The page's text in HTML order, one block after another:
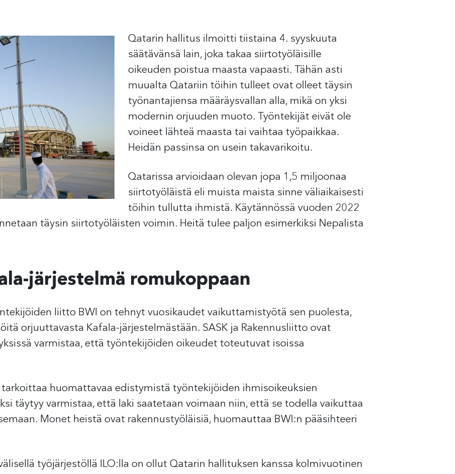
Qatarin hallitus ilmoitti tiistaina 4. syyskuuta
säätävänsä lain, joka takaa siirtotyöläisille
oikeuden poistua maasta vapaasti. Tähän asti
muualta Qatariin töihin tulleet ovat olleet täysin
työnantajiensa määräysvallan alla, mikä on yksi
modernin orjuuden muoto. Työntekijät eivät ole
voineet lähteä maasta tai vaihtaa työpaikkaa.
Heidän passinsa on usein takavarikoitu.
Qatarissa arvioidaan olevan jopa 1,5 miljoonaa
siirtotyöläistä eli muista maista sinne väliaikaisesti
töihin tullutta ihmistä. Käytännössä vuoden 2022
täysin siirtotyöläisten voimin. Heitä tulee paljon esimerkiksi Nepalista
järjestelmä romukoppaan
liitto BWI on tehnyt vuosikaudet vaikuttamistyötä sen puolesta,
orjuuttavasta Kafala-järjestelmästään. SASK ja Rakennusliitto ovat
varmistaa, että työntekijöiden oikeudet toteutuvat isoissa
huomattavaa edistymistä työntekijöiden ihmisoikeuksien
täytyy varmistaa, että laki saatetaan voimaan niin, että se todella vaikuttaa
Monet heistä ovat rakennustyöläisiä, huomauttaa BWI:n pääsihteeri
työjärjestöllä ILO:lla on ollut Qatarin hallituksen kanssa kolmivuotinen